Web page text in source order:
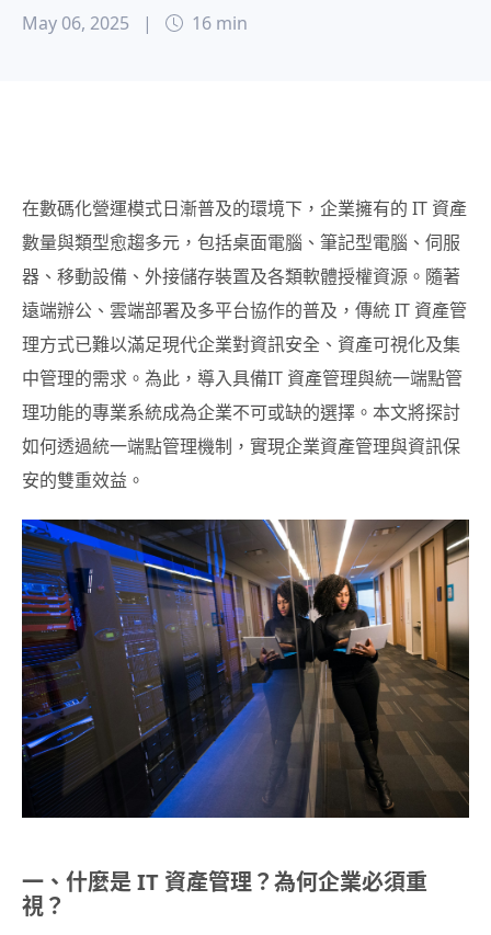
May 06, 2025 | 16 min
在數碼化營運模式日漸普及的環境下，企業擁有的 IT 資產
數量與類型愈趨多元，包括桌面電腦、筆記型電腦、伺服
器、移動設備、外接儲存裝置及各類軟體授權資源。隨著
遠端辦公、雲端部署及多平台協作的普及，傳統 IT 資產管
理方式已難以滿足現代企業對資訊安全、資產可視化及集
中管理的需求。為此，導入具備IT 資產管理與統一端點管
理功能的專業系統成為企業不可或缺的選擇。本文將探討
如何透過統一端點管理機制，實現企業資產管理與資訊保
安的雙重效益。
一、什麼是 IT 資產管理？為何企業必須重
視？